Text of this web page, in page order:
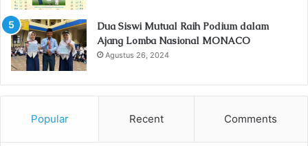
Dua Siswi Mutual Raih Podium dalam
Ajang Lomba Nasional MONACO
Agustus 26, 2024
Popular Recent Comments